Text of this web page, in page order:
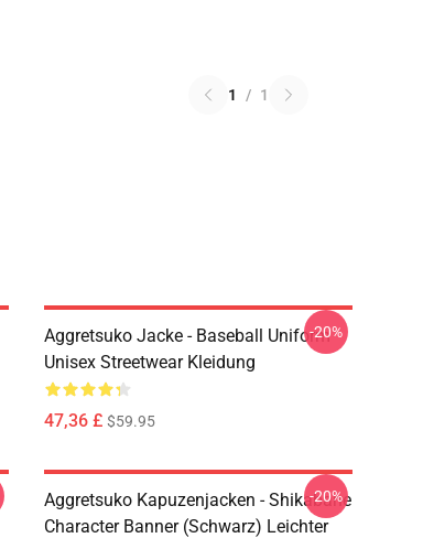
1 / 1
Aggretsuko Jacke - Baseball Uniform
Unisex Streetwear Kleidung
47,36 £ $59.95
-20%
Aggretsuko Kapuzenjacken - Shikabane
Character Banner (Schwarz) Leichter
-20%